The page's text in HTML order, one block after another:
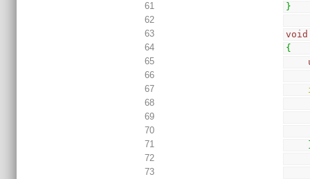
61
}
62
63
void
64
{
65
66
67
68
69
70
71
72
73